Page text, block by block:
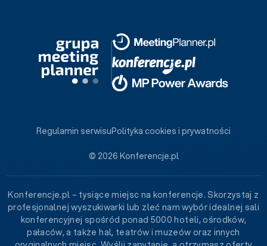
© 2026 Konferencje.pl
Regulamin serwisuPolityka cookies i prywatności
Konferencje.pl – tysiące miejsc na konferencje. Skorzystaj z
profesjonalnej wyszukiwarki lub zleć nam wybór idealnej sali
konferencyjnej spośród ponad 5000 hoteli, ośrodków,
pałaców, a także hal, teatrów i muzeów oraz innych